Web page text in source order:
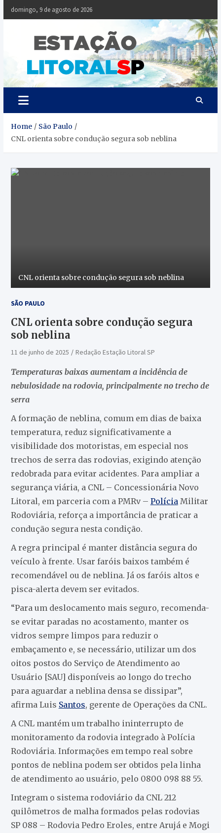
Skip
domingo, 9 de agosto de 2026
Litoral
Notícias da
Baixada Santista
Home
São Paulo
CNL orienta sobre condução segura sob neblina
CNL orienta sobre condução segura sob neblina
SÃO PAULO
CNL orienta sobre condução segura
sob neblina
11 de junho de 2025 Redação Estação Litoral SP
Temperaturas baixas aumentam a incidência de
nebulosidade na rodovia, principalmente no trecho de
serra
A formação de neblina, comum em dias de baixa
temperatura, reduz significativamente a
visibilidade dos motoristas, em especial nos
trechos de serra das rodovias, exigindo atenção
redobrada para evitar acidentes. Para ampliar a
segurança viária, a CNL – Concessionária Novo
Litoral, em parceria com a PMRv – Polícia Militar
Rodoviária, reforça a importância de praticar a
condução segura nesta condição.
A regra principal é manter distância segura do
veículo à frente. Usar faróis baixos também é
recomendável ou de neblina. Já os faróis altos e
pisca-alerta devem ser evitados.
“Para um deslocamento mais seguro, recomenda-
se evitar paradas no acostamento, manter os
vidros sempre limpos para reduzir o
embaçamento e, se necessário, utilizar um dos
oitos postos do Serviço de Atendimento ao
Usuário [SAU] disponíveis ao longo do trecho
para aguardar a neblina densa se dissipar”,
afirma Luis Santos, gerente de Operações da CNL.
A CNL mantém um trabalho ininterrupto de
monitoramento da rodovia integrado à Polícia
Rodoviária. Informações em tempo real sobre
pontos de neblina podem ser obtidos pela linha
de atendimento ao usuário, pelo 0800 098 88 55.
Integram o sistema rodoviário da CNL 212
quilômetros de malha formados pelas rodovias
SP 088 – Rodovia Pedro Eroles, entre Arujá e Mogi